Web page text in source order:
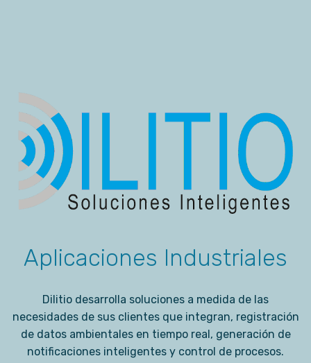
Aplicaciones Industriales
Dilitio desarrolla soluciones a medida de las
necesidades de sus clientes que integran, registración
de datos ambientales en tiempo real, generación de
notificaciones inteligentes y control de procesos.